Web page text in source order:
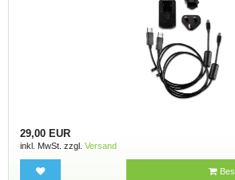
29,00 EUR
inkl. MwSt. zzgl. Versand